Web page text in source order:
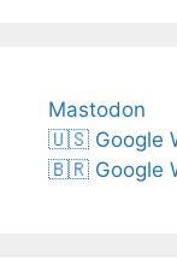
Mastodon
🇺🇸 Google
🇧🇷 Google